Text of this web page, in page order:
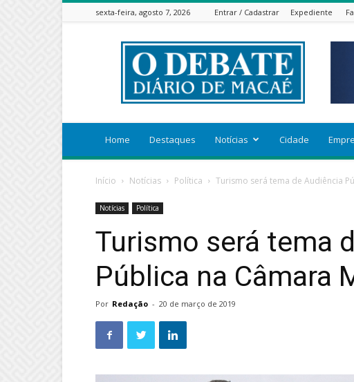
sexta-feira, agosto 7, 2026 Entrar / Cadastrar Expediente
ODEBATEON
Home Destaques Notícias Cidade
Início Notícias Política Turismo será tema de Audiência
Notícias Política
Turismo será tema
Pública na Câmara
Por Redação - 20 de março de 2019